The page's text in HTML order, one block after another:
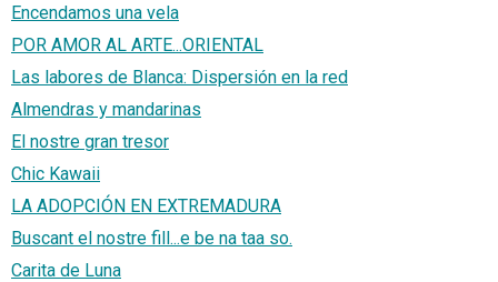
Encendamos una vela
POR AMOR AL ARTE...ORIENTAL
Las labores de Blanca: Dispersión en la red
Almendras y mandarinas
El nostre gran tresor
Chic Kawaii
LA ADOPCIÓN EN EXTREMADURA
Buscant el nostre fill...e be na taa so.
Carita de Luna